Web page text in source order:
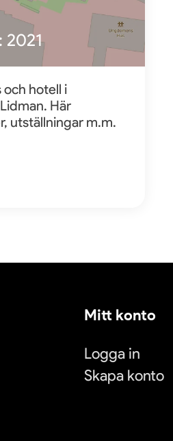
2021
hotell i
Här
utställningar m.m.
Mitt konto
Logga in
Skapa konto